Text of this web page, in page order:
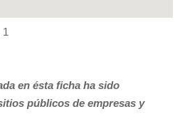
en ésta ficha ha sido
públicos de empresas y